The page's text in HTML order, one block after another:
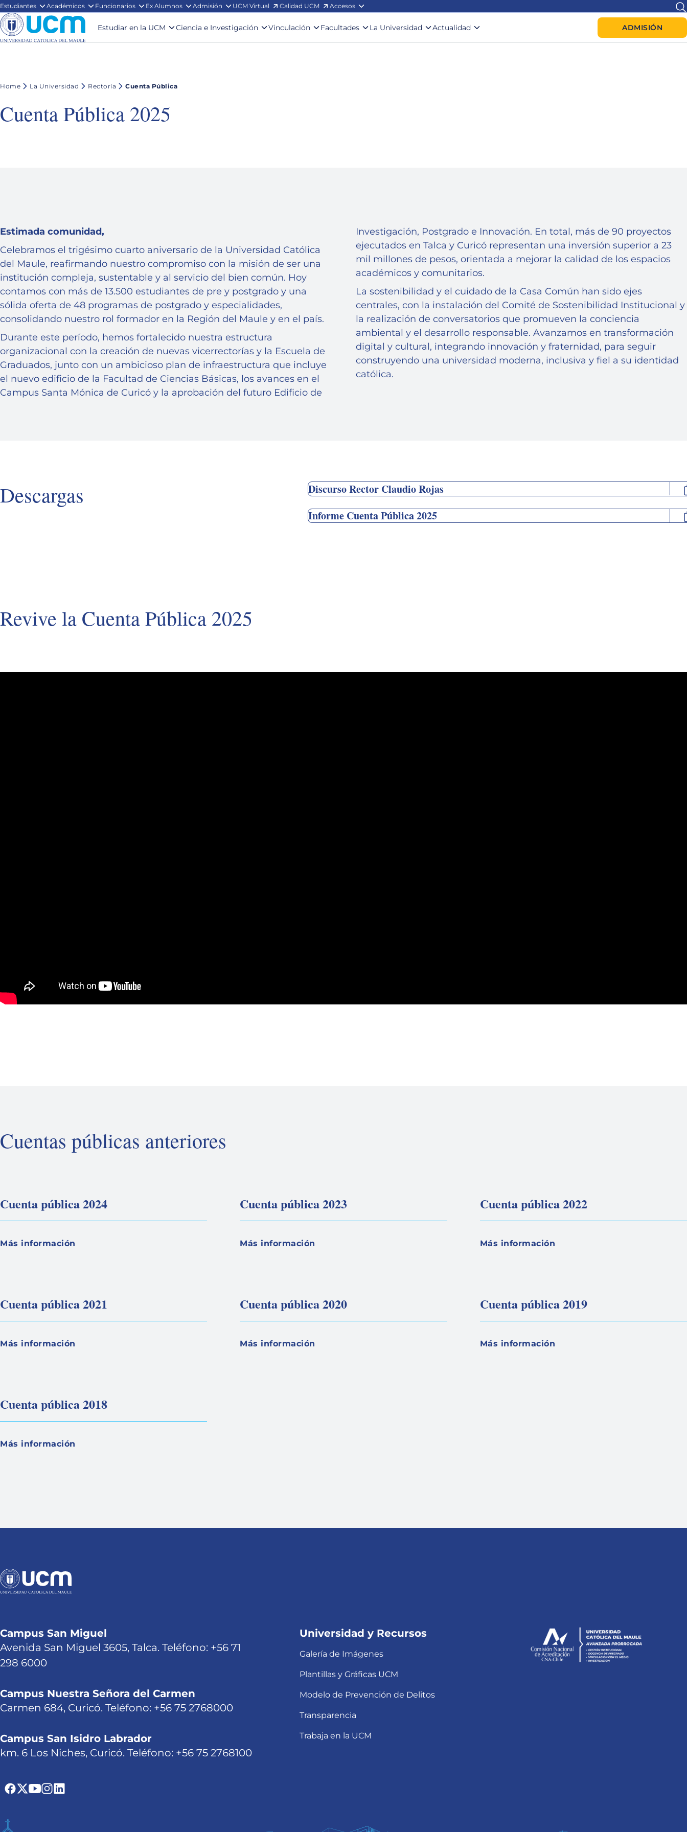
Estudiantes Académicos Funcionarios Ex Alumnos Admisión UCM Virtual Calidad UCM Accesos
Estudiar en la UCM Ciencia e Investigación Vinculación Facultades La Universidad Actualidad ADMISIÓN
Home La Universidad Rectoría Cuenta Pública
Cuenta Pública 2025
Estimada comunidad,
Celebramos el trigésimo cuarto aniversario de la Universidad Católica
del Maule, reafirmando nuestro compromiso con la misión de ser una
institución compleja, sustentable y al servicio del bien común. Hoy
contamos con más de 13.500 estudiantes de pre y postgrado y una
sólida oferta de 48 programas de postgrado y especialidades,
consolidando nuestro rol formador en la Región del Maule y en el país.
Durante este período, hemos fortalecido nuestra estructura
organizacional con la creación de nuevas vicerrectorías y la Escuela de
Graduados, junto con un ambicioso plan de infraestructura que incluye
el nuevo edificio de la Facultad de Ciencias Básicas, los avances en el
Campus Santa Mónica de Curicó y la aprobación del futuro Edificio de
Investigación, Postgrado e Innovación. En total, más de 90 proyectos
ejecutados en Talca y Curicó representan una inversión superior a 23
mil millones de pesos, orientada a mejorar la calidad de los espacios
académicos y comunitarios.
La sostenibilidad y el cuidado de la Casa Común han sido ejes
centrales, con la instalación del Comité de Sostenibilidad Institucional y
la realización de conversatorios que promueven la conciencia
ambiental y el desarrollo responsable. Avanzamos en transformación
digital y cultural, integrando innovación y fraternidad, para seguir
construyendo una universidad moderna, inclusiva y fiel a su identidad
católica.
Descargas
Discurso Rector Claudio Rojas
Informe Cuenta Pública 2025
Revive la Cuenta Pública 2025
Cuentas públicas anteriores
Cuenta pública 2024
Más información
Cuenta pública 2023
Más información
Cuenta pública 2022
Más información
Cuenta pública 2021
Más información
Cuenta pública 2020
Más información
Cuenta pública 2019
Más información
Cuenta pública 2018
Más información
Campus San Miguel
Avenida San Miguel 3605, Talca. Teléfono: +56 71
298 6000
Campus Nuestra Señora del Carmen
Carmen 684, Curicó. Teléfono: +56 75 2768000
Campus San Isidro Labrador
km. 6 Los Niches, Curicó. Teléfono: +56 75 2768100
Universidad y Recursos
Galería de Imágenes
Plantillas y Gráficas UCM
Modelo de Prevención de Delitos
Transparencia
Trabaja en la UCM